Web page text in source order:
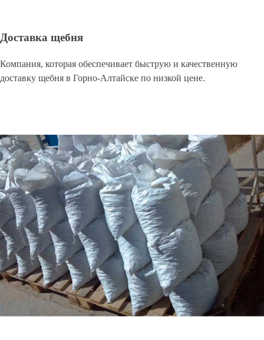
Доставка щебня
Компания, которая обеспечивает быструю и качественную
доставку щебня в Горно-Алтайске по низкой цене.